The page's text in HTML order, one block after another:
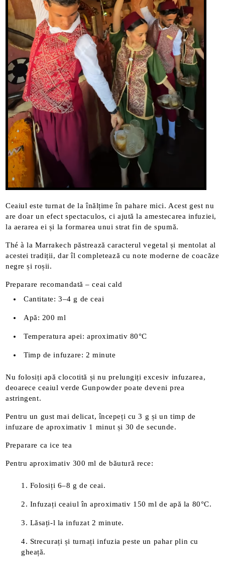
Ceaiul este turnat de la înălțime în pahare mici. Acest gest nu
are doar un efect spectaculos, ci ajută la amestecarea infuziei,
la aerarea ei și la formarea unui strat fin de spumă.
Thé à la Marrakech păstrează caracterul vegetal și mentolat al
acestei tradiții, dar îl completează cu note moderne de coacăze
negre și roșii.
Preparare recomandată – ceai cald
Cantitate: 3–4 g de ceai
Apă: 200 ml
Temperatura apei: aproximativ 80°C
Timp de infuzare: 2 minute
Nu folosiți apă clocotită și nu prelungiți excesiv infuzarea,
deoarece ceaiul verde Gunpowder poate deveni prea
astringent.
Pentru un gust mai delicat, începeți cu 3 g și un timp de
infuzare de aproximativ 1 minut și 30 de secunde.
Preparare ca ice tea
Pentru aproximativ 300 ml de băutură rece:
Folosiți 6–8 g de ceai.
Infuzați ceaiul în aproximativ 150 ml de apă la 80°C.
Lăsați-l la infuzat 2 minute.
Strecurați și turnați infuzia peste un pahar plin cu
gheață.